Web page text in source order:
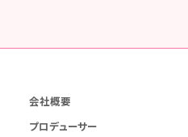
会社概要
プロデューサー